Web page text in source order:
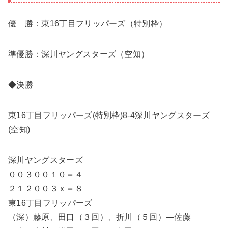
優 勝：東16丁目フリッパーズ（特別枠）
準優勝：深川ヤングスターズ（空知）
◆決勝
東16丁目フリッパーズ(特別枠)8-4深川ヤングスターズ
(空知)
深川ヤングスターズ
００３００１０＝４
２１２００３ｘ＝８
東16丁目フリッパーズ
（深）藤原、田口（３回）、折川（５回）―佐藤